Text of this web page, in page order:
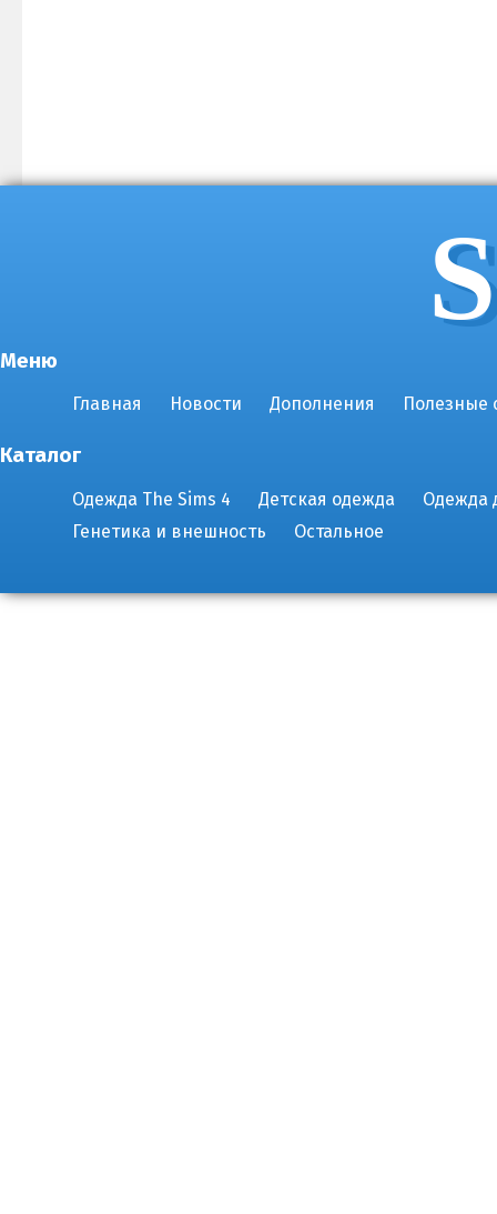
Меню
Главная Новости Дополнения Полезные
Каталог
Одежда The Sims 4 Детская одежда
Одежда
Генетика и внешность
Остальное